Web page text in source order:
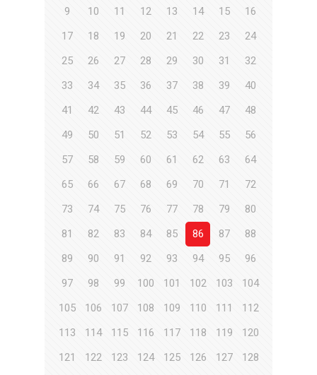
9 10 11 12 13 14 15
16
17
18 19 20 21 22 23
24
25
26 27 28 29 30 31
32
33
34 35 36 37 38 39
40
41
42 43 44 45 46 47
48
49
50 51 52 53 54 55
56
57
58 59 60 61 62 63
64
65
66 67 68 69 70 71
72
73
74 75 76 77 78 79
80
81
82 83 84 85 86 87
88
89
90 91 92 93 94 95
96
97
98 99 100 101 102 103
104
105
106 107 108 109 110 111
112
113
114 115 116 117 118 119
120
121
122 123 124 125 126 127
128